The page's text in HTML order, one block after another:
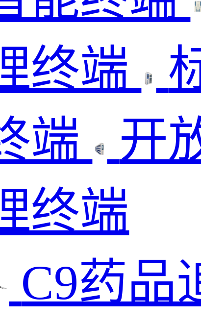
终端
端
开
终端
C9药品